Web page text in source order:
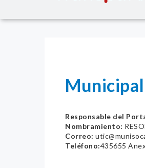
Responsable del
Nombramiento:
Correo:
Teléfono:435655